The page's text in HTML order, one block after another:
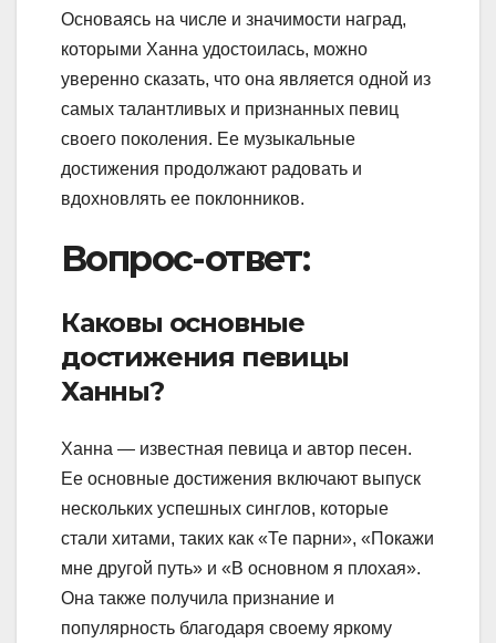
Основаясь на числе и значимости наград,
которыми Ханна удостоилась, можно
уверенно сказать, что она является одной из
самых талантливых и признанных певиц
своего поколения. Ее музыкальные
достижения продолжают радовать и
вдохновлять ее поклонников.
Вопрос-ответ:
Каковы основные
достижения певицы
Ханны?
Ханна — известная певица и автор песен.
Ее основные достижения включают выпуск
нескольких успешных синглов, которые
стали хитами, таких как «Те парни», «Покажи
мне другой путь» и «В основном я плохая».
Она также получила признание и
популярность благодаря своему яркому